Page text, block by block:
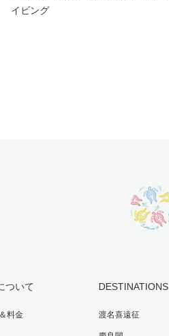
イビング
ついて
料金
DESTINATIONS
渡名喜遠征